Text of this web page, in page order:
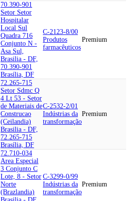
70.390-901
Setor Setor
Hospitalar
Local Sul
Quadra 716
Conjunto N -
Asa Sul,
Brasilia - DF,
70.390-901
Brasília, DF
C-2123-8/00
Produtos
farmacêuticos
Premium
72.265-715
Setor Sdmc Q
4 Lt 53 - Setor
de Materiais de
Construcao
(Ceilandia)
Brasilia - DF,
72.265-715
Brasília, DF
C-2532-2/01
Indústrias da
transformação
Premium
72.710-034
Area Especial
3 Conjunto C
Lote, 8 - Setor
Norte
(Brazlandia)
C-3299-0/99
Indústrias da
transformação
Premium